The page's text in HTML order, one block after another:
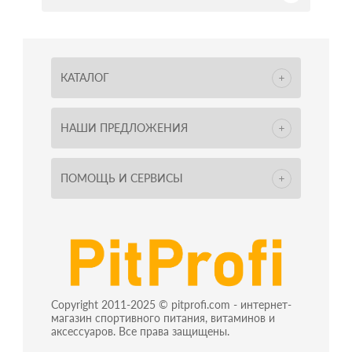
КАТАЛОГ
НАШИ ПРЕДЛОЖЕНИЯ
ПОМОЩЬ И СЕРВИСЫ
Copyright 2011-2025 © pitprofi.com - интернет-
магазин спортивного питания, витаминов и
аксессуаров. Все права защищены.